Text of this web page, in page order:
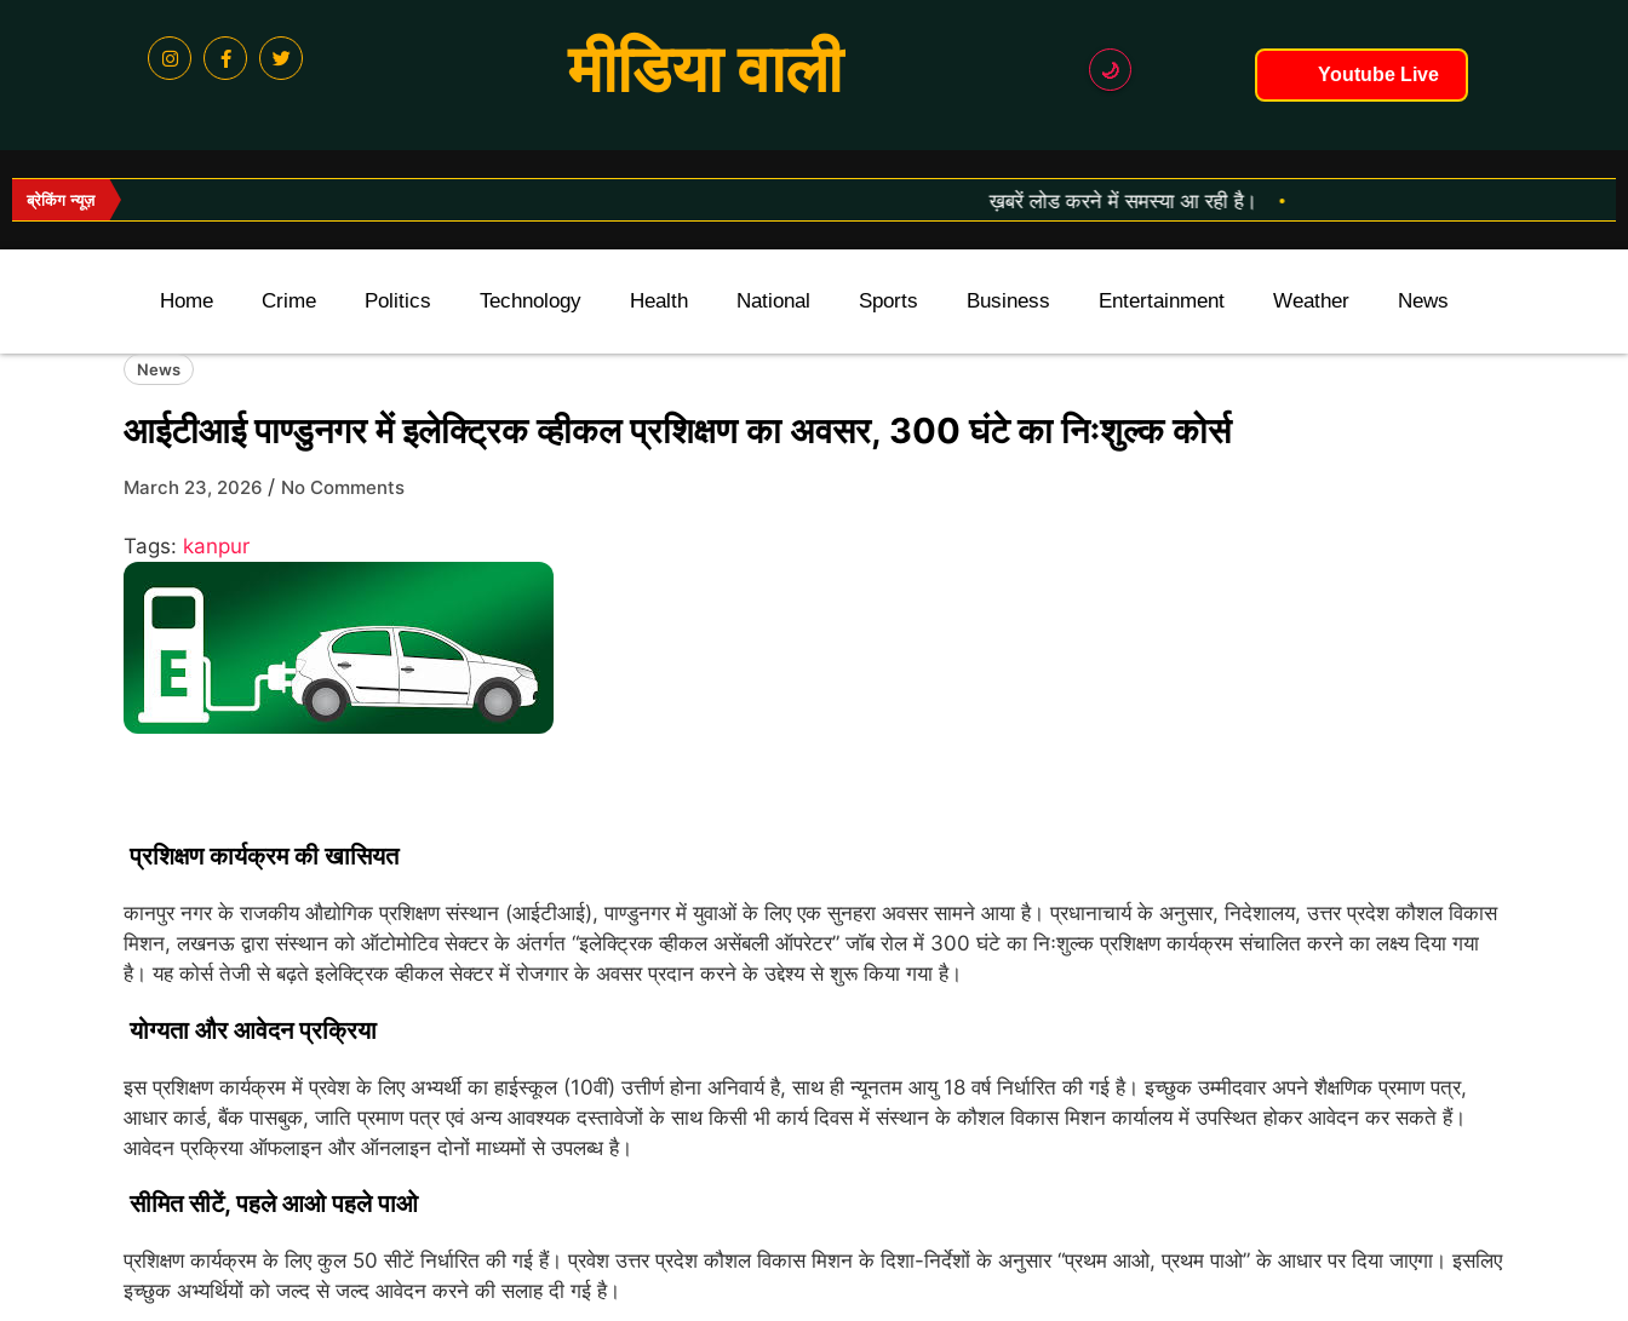
मीडिया वाली 🌙 Youtube Live
ब्रेकिंग न्यूज़ ख़बरें लोड करने में समस्या आ रही है।
Home Crime Politics Technology Health National Sports Business Entertainment Weather News
News
आईटीआई पाण्डुनगर में इलेक्ट्रिक व्हीकल प्रशिक्षण का अवसर, 300 घंटे का निःशुल्क कोर्स
March 23, 2026 / No Comments
Tags: kanpur
प्रशिक्षण कार्यक्रम की खासियत
कानपुर नगर के राजकीय औद्योगिक प्रशिक्षण संस्थान (आईटीआई), पाण्डुनगर में युवाओं के लिए एक सुनहरा अवसर सामने आया है। प्रधानाचार्य के अनुसार, निदेशालय, उत्तर प्रदेश कौशल विकास
मिशन, लखनऊ द्वारा संस्थान को ऑटोमोटिव सेक्टर के अंतर्गत “इलेक्ट्रिक व्हीकल असेंबली ऑपरेटर” जॉब रोल में 300 घंटे का निःशुल्क प्रशिक्षण कार्यक्रम संचालित करने का लक्ष्य दिया गया
है। यह कोर्स तेजी से बढ़ते इलेक्ट्रिक व्हीकल सेक्टर में रोजगार के अवसर प्रदान करने के उद्देश्य से शुरू किया गया है।
योग्यता और आवेदन प्रक्रिया
इस प्रशिक्षण कार्यक्रम में प्रवेश के लिए अभ्यर्थी का हाईस्कूल (10वीं) उत्तीर्ण होना अनिवार्य है, साथ ही न्यूनतम आयु 18 वर्ष निर्धारित की गई है। इच्छुक उम्मीदवार अपने शैक्षणिक प्रमाण पत्र,
आधार कार्ड, बैंक पासबुक, जाति प्रमाण पत्र एवं अन्य आवश्यक दस्तावेजों के साथ किसी भी कार्य दिवस में संस्थान के कौशल विकास मिशन कार्यालय में उपस्थित होकर आवेदन कर सकते हैं।
आवेदन प्रक्रिया ऑफलाइन और ऑनलाइन दोनों माध्यमों से उपलब्ध है।
सीमित सीटें, पहले आओ पहले पाओ
प्रशिक्षण कार्यक्रम के लिए कुल 50 सीटें निर्धारित की गई हैं। प्रवेश उत्तर प्रदेश कौशल विकास मिशन के दिशा-निर्देशों के अनुसार “प्रथम आओ, प्रथम पाओ” के आधार पर दिया जाएगा। इसलिए
इच्छुक अभ्यर्थियों को जल्द से जल्द आवेदन करने की सलाह दी गई है।